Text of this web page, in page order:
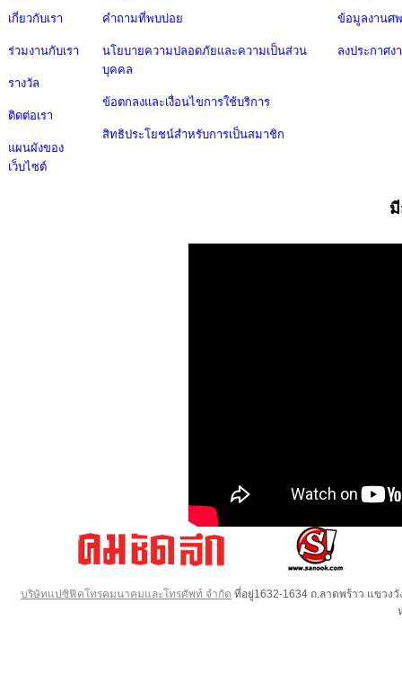
เกี่ยวกับเรา
ร่วมงานกับเรา
รางวัล
ติดต่อเรา
แผนผังของ
เว็บไซต์
คำถามที่พบบ่อย
นโยบายความปลอดภัยและความเป็นส่วน
บุคคล
ข้อตกลงและเงื่อนไขการใช้บริการ
สิทธิประโยชน์สำหรับการเป็นสมาชิก
ข้อมูลงานศพ
ลงประกาศง
บริษัทแปซิฟิคโทรคมนาคมและโทรศัพท์ จำกัด ที่อยู่1632-1634 ถ.ลาดพร้าว แขวง